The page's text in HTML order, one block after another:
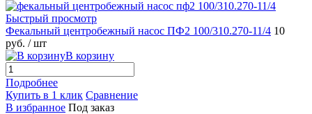
Быстрый просмотр
Фекальный центробежный насос ПФ2 100/310.270-11/4 10
руб. / шт
В корзину
Подробнее
Купить в 1 клик Сравнение
В избранное Под заказ